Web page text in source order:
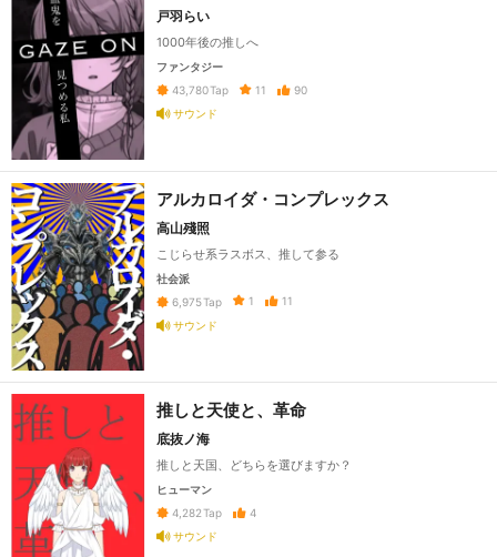
戸羽らい
1000年後の推しへ
ファンタジー
43,780Tap 11
90
サウンド
アルカロイダ・コンプレックス
高山殘照
こじらせ系ラスボス、推して参る
社会派
6,975Tap 1
11
サウンド
推しと天使と、革命
底抜ノ海
推しと天国、どちらを選びますか？
ヒューマン
4,282Tap
4
サウンド